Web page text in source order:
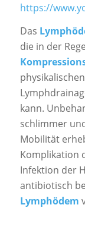
https://
Das
die in der
kann.
schlimmer
Mobilität
Komplikation
Infektion der
antibiotisch
Lymphödem